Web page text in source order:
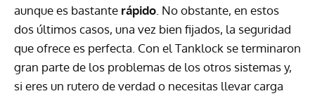
aunque es bastante rápido . No obstante, en estos
dos últimos casos, una vez bien fijados, la seguridad
que ofrece es perfecta. Con el Tanklock se terminaron
gran parte de los problemas de los otros sistemas y,
si eres un rutero de verdad o necesitas llevar carga